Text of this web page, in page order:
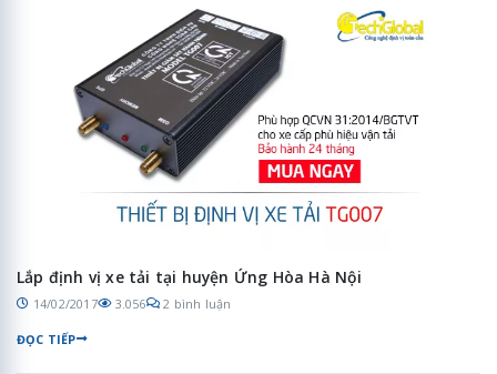
Lắp định vị xe tải tại huyện Ứng Hòa Hà Nội
14/02/2017 3.056 2 bình luận
ĐỌC TIẾP